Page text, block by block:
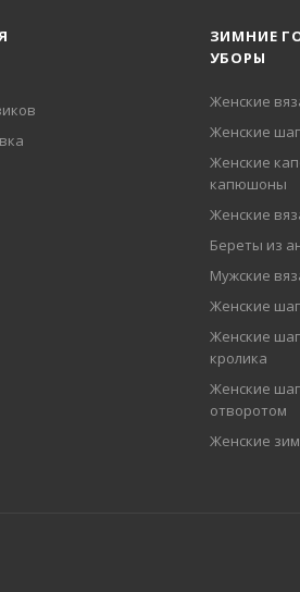
ЗИМНИЕ
УБОРЫ
Женские
Женские
Женские
капюшоны
Женские
Береты из
Мужские
Женские
Женские
кролика
Женские
отворотом
Женские